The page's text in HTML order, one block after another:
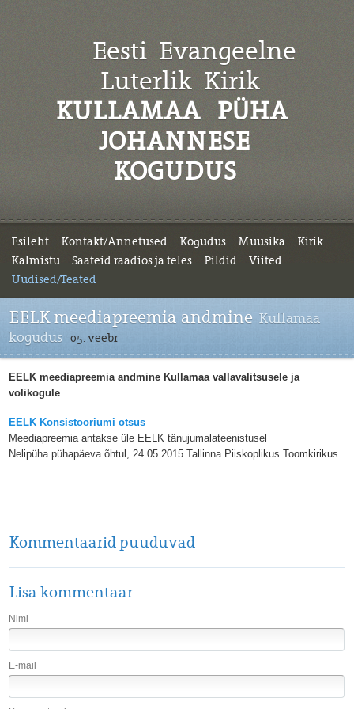
Eesti Evangeelne
Luterlik Kirik
KULLAMAA PÜHA
JOHANNESE
KOGUDUS
Esileht Kontakt/Annetused Kogudus Muusika
Kirik
Kalmistu
Saateid raadios ja teles Pildid
Viited
Uudised/Teated
EELK meediapreemia andmine Kullamaa
kogudus 05. veebr
EELK meediapreemia andmine Kullamaa vallavalitsusele ja
volikogule
EELK Konsistooriumi otsus
Meediapreemia antakse üle EELK tänujumalateenistusel
Nelipüha pühapäeva õhtul, 24.05.2015 Tallinna Piiskoplikus Toomkirikus
Kommentaarid puuduvad
Lisa kommentaar
Nimi
E-mail